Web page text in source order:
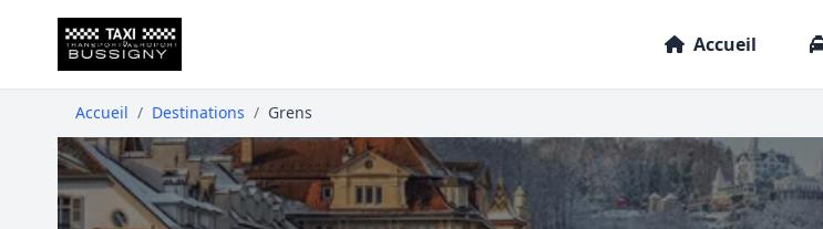
Accueil
Accueil / Destinations / Grens